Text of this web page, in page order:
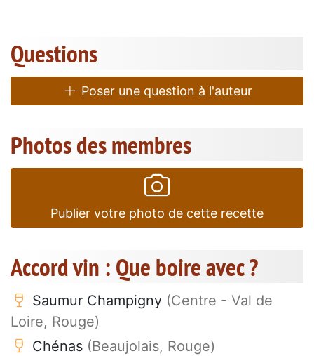
Questions
Poser une question à l'auteur
Photos des membres
Publier votre photo de cette recette
Accord vin : Que boire avec ?
Saumur Champigny (Centre - Val de
Loire, Rouge)
Chénas (Beaujolais, Rouge)